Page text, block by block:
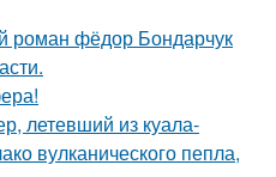
роман фёдор Бондарчук
летевший из куала-
вулканического пепла,